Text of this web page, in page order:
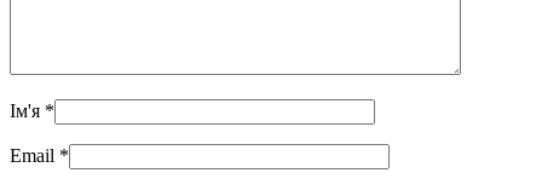
Ім'я *
Email *